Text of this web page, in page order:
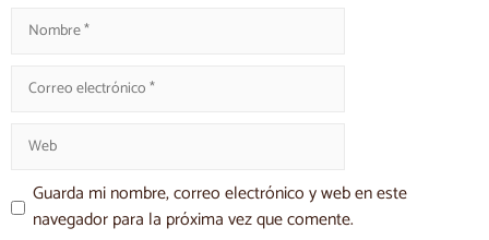
Guarda mi nombre, correo electrónico y web en este
navegador para la próxima vez que comente.